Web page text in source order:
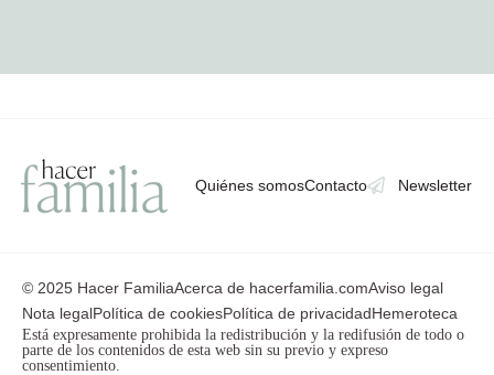
Quiénes somosContacto Newsletter
© 2025 Hacer FamiliaAcerca de hacerfamilia.comAviso legal
Nota legalPolítica de cookiesPolítica de privacidadHemeroteca
Está expresamente prohibida la redistribución y la redifusión de todo o
parte de los contenidos de esta web sin su previo y expreso
consentimiento.